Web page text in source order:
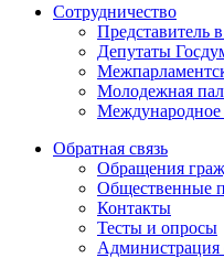
Сотрудничество
Представитель
Депутаты
Молодежная
Международное
Обратная cвязь
Обращения
Общественные
Контакты
Тесты и опросы
Администрация